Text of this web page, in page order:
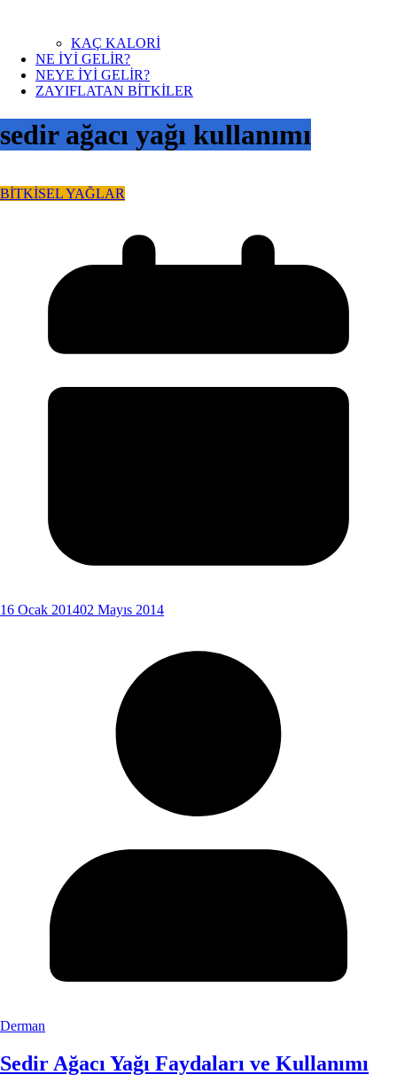
KAÇ KALORİ
NE İYİ GELİR?
NEYE İYİ GELİR?
ZAYIFLATAN BİTKİLER
sedir ağacı yağı kullanımı
BİTKİSEL YAĞLAR
16 Ocak 201402 Mayıs 2014
Derman
Sedir Ağacı Yağı Faydaları ve Kullanımı